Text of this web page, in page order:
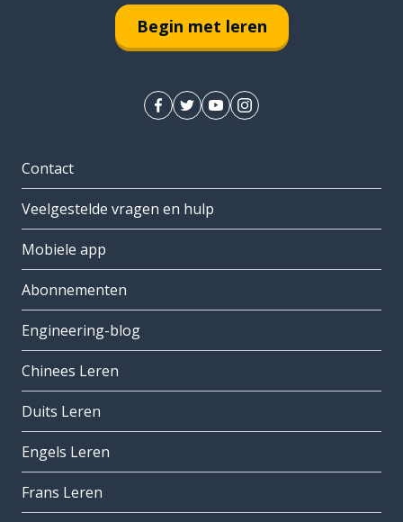
Begin met leren
Contact
Veelgestelde vragen en hulp
Mobiele app
Abonnementen
Engineering-blog
Chinees Leren
Duits Leren
Engels Leren
Frans Leren